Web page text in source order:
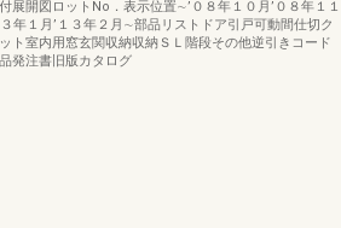
展開図ロットNo．表示位置∼’０８年１０月’０８年１１
年１月’１３年２月∼部品リストドア引戸可動間仕切ク
ト室内用窓玄関収納収納ＳＬ階段その他逆引きコード
発注書旧版カタログ